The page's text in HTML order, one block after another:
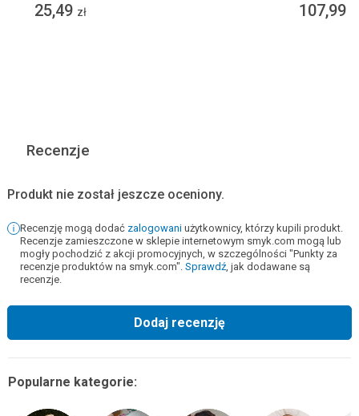
25,49 zł 107,99
Recenzje
Produkt nie został jeszcze oceniony.
Recenzję mogą dodać zalogowani użytkownicy, którzy kupili produkt.
Recenzje zamieszczone w sklepie internetowym smyk.com mogą lub
mogły pochodzić z akcji promocyjnych, w szczególności "Punkty za
recenzje produktów na smyk.com". Sprawdź, jak dodawane są
recenzje.
Dodaj recenzję
Popularne kategorie: